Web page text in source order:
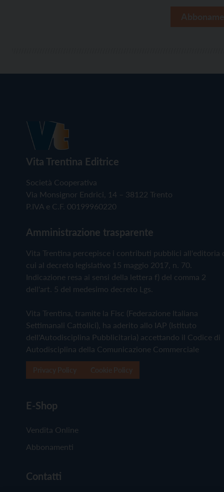
Vita Trentina Editrice
Società Cooperativa
Via Monsignor Endrici, 14 – 38122 Trento
P.IVA e C.F. 00199960220
Amministrazione trasparente
Vita Trentina percepisce i contributi pubblici all'editoria
cui al decreto legislativo 15 maggio 2017, n. 70.
Indicazione resa ai sensi della lettera f) del comma 2
dell'art. 5 del medesimo decreto Lgs.
Vita Trentina, tramite la Fisc (Federazione Italiana
Settimanali Cattolici), ha aderito allo IAP (Istituto
dell'Autodisciplina Pubblicitaria) accettando il Codice di
Autodisciplina della Comunicazione Commerciale
E-Shop
Vendita Online
Abbonamenti
Contatti